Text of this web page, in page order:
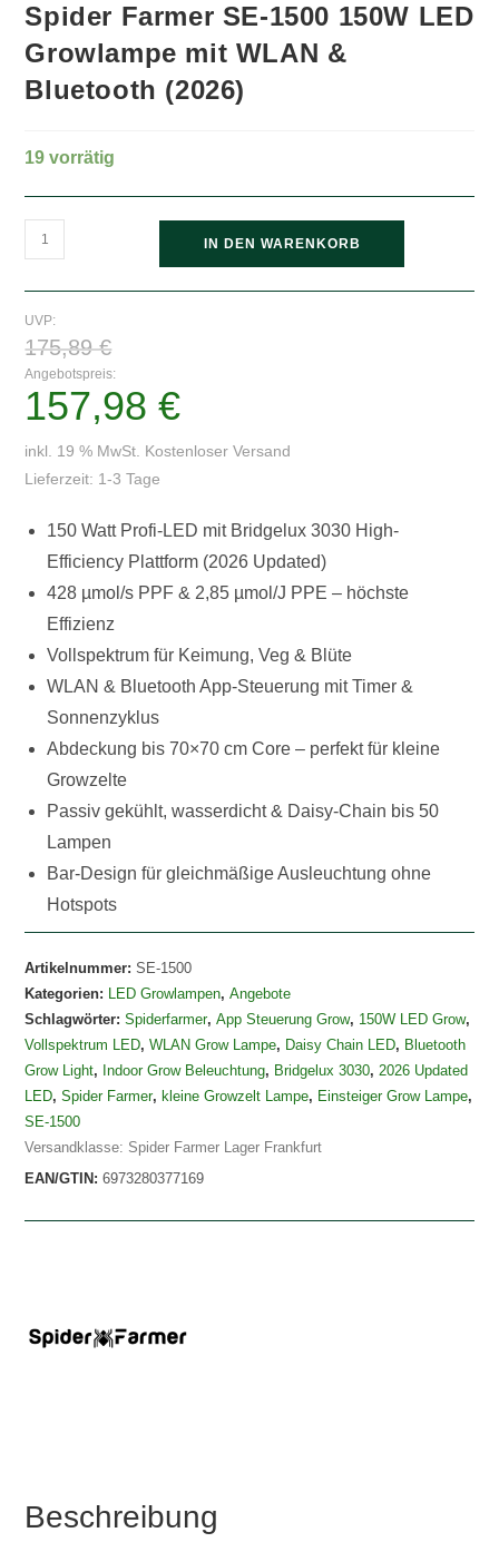
Spider Farmer SE-1500 150W LED
Growlampe mit WLAN &
Bluetooth (2026)
19 vorrätig
Spider
Farmer
SE-
1500
150W
LED
Growlampe
WLAN
&
(2026)
Menge
IN DEN WARENKORB
UVP:
175,89€Preis
175,89 €
Angebotspreis:
157,98€Aktueller
Preis
inkl. 19 % MwSt. Kostenloser Versand
Lieferzeit: 1-3 Tage
150 Watt Profi-LED mit Bridgelux 3030 High-
Efficiency Plattform (2026 Updated)
428 µmol/s PPF & 2,85 µmol/J PPE – höchste
Effizienz
Vollspektrum für Keimung, Veg & Blüte
WLAN & Bluetooth App-Steuerung mit Timer &
Sonnenzyklus
Abdeckung bis 70×70 cm Core – perfekt für kleine
Growzelte
Passiv gekühlt, wasserdicht & Daisy-Chain bis 50
Lampen
Bar-Design für gleichmäßige Ausleuchtung ohne
Hotspots
Artikelnummer:SE-1500
Kategorien: LED Growlampen,Angebote
Schlagwörter:Spiderfarmer,App Steuerung Grow, 150W LED Grow,
Vollspektrum LED,WLAN Grow Lampe, Daisy Chain LED, Bluetooth
Grow Light, Indoor Grow Beleuchtung, Bridgelux 3030,2026 Updated
LED,Spider Farmer, kleine Growzelt Lampe, Einsteiger Grow Lampe,
SE-1500
Versandklasse: Spider Farmer Lager Frankfurt
EAN/GTIN:6973280377169
Beschreibung